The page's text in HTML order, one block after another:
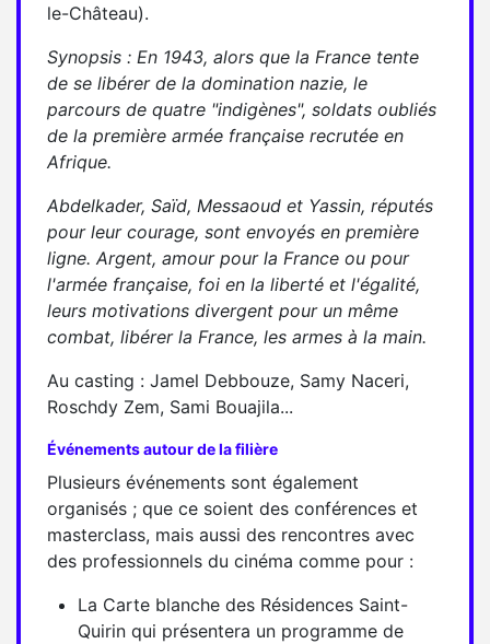
le-Château).
Synopsis : En 1943, alors que la France tente
de se libérer de la domination nazie, le
parcours de quatre "indigènes", soldats oubliés
de la première armée française recrutée en
Afrique.
Abdelkader, Saïd, Messaoud et Yassin, réputés
pour leur courage, sont envoyés en première
ligne. Argent, amour pour la France ou pour
l'armée française, foi en la liberté et l'égalité,
leurs motivations divergent pour un même
combat, libérer la France, les armes à la main.
Au casting : Jamel Debbouze, Samy Naceri,
Roschdy Zem, Sami Bouajila...
Événements autour de la filière
Plusieurs événements sont également
organisés ; que ce soient des conférences et
masterclass, mais aussi des rencontres avec
des professionnels du cinéma comme pour :
La Carte blanche des Résidences Saint-
Quirin qui présentera un programme de